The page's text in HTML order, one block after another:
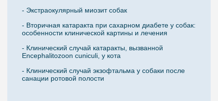
- Экстраокулярный миозит собак
- Вторичная катаракта при сахарном диабете у собак:
особенности клинической картины и лечения
- Клинический случай катаракты, вызванной
Encephalitozoon cuniculi, у кота
- Клинический случай экзофтальма у собаки после
санации ротовой полости